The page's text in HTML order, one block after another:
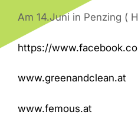
Am 14.Juni in Penzing (
https://
www.greenandclean.at
www.femous.at